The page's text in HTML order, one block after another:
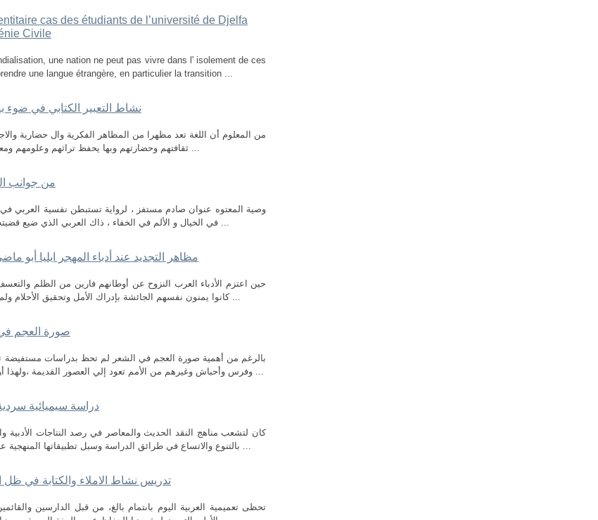
cas des étudiants de l’université de Djelfa
Civile
une nation ne peut pas vivre dans l' isolement de ces
une langue étrangère, en particulier la transition ...
نشاط التعبیر الكتابي في ضوء
من المعلوم أن اللغة تعد مظهرا من المظاهر الفكرية وال حضارية
ثقافتهم وحضارتهم وبها يحفظ تراثهم وعلومهم ومعارفهم وفنونهم ، ومن هذا المنطلق جاء تعلم اللغة مطلبا ...
من جوانب
وصية المعتوه عنوان صادم مستفز ، لرواية تستبطن نفسية العربي
في الخيال و الألم في الخفاء ، ذاك العربي الذي ضيع قضيته و استسلم لجلاده و مزقته الأفكار و تاه عن هويته ، فهو ...
مظاهر التجديد عند أدباء المهجر ايليا أبو
حين اعتزم الأدباء العرب النزوح عن أوطانهم فارين من الظلم
كانوا يمنون نفسهم الجائشة بإدراك الأمل وتحقيق الأحلام ولم يكن يدور في خلدهم قط أن اللقمة هناك جاثمة في فم ...
صورة العجم
بالرغم من أهمية صورة العجم في الشعر لم تحظ بدراسات مستفيضة
وفرس وأحباش وغيرهم من الأمم تعود إلي العصور القديمة ،ولهذا أردت في بحثي هذا أن أبيِّن مفهوم العجم وموقف العربي ...
دراسة سيميائية
كان لتشعب مناهج النقد الحديث والمعاصر في رصد النتاجات الأدبية
بالتنوع والاتساع في طرائق الدراسة وسبل تطبيقاتها المنهجية على نصوص فنية مختلفة بحسب ما يوافق طبيعة الأنموذج ...
تدريس نشاط الاملاء والكتابة في ظل
تحظى تعميمية العربية اليوم باىتمام بالغ، من قبل الدارسين